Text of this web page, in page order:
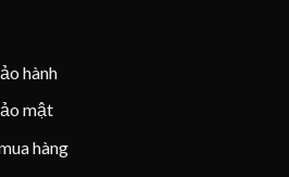
hành
mật
hàng